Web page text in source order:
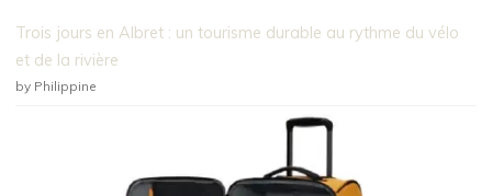
Trois jours en Albret : un tourisme durable au rythme du vélo
et de la rivière
by Philippine